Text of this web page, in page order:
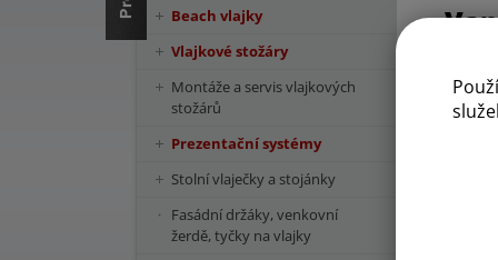
Beach vlajky
Vlajkové stožáry
Montáže a servis vlajkových
stožárů
Prezentační systémy
Stolní vlaječky a stojánky
Fasádní držáky, venkovní
žerdě, tyčky na vlajky